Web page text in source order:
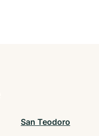
San Teodoro